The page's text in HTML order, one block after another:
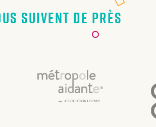
suivent de près